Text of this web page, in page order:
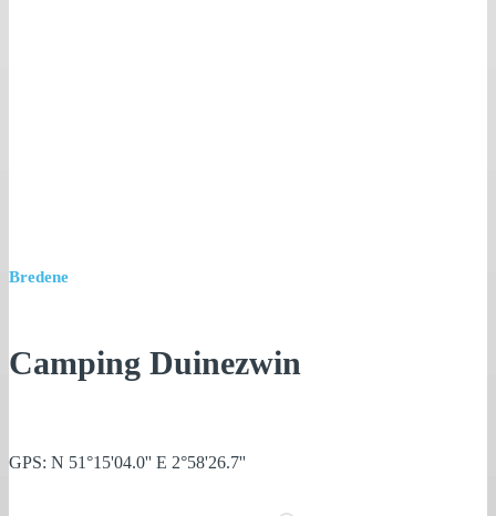
Bredene
Camping Duinezwin
GPS: N 51°15'04.0'' E 2°58'26.7''